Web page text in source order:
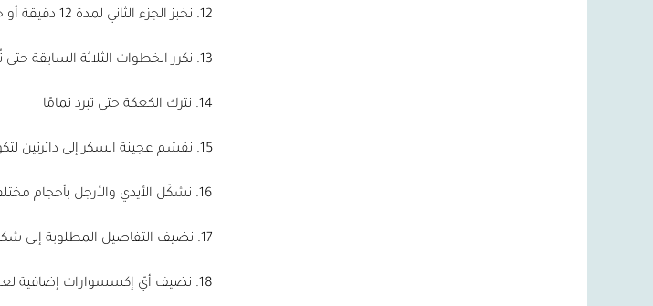
12. نخبز الجزء الثاني لمدة 12 دقيقة أو حتى تخرج السكينة نظيفة عند إدخالها في المنتصف
13. نكرر الخطوات الثلاثة السابقة حتى تُخبز كل الطبقات الخمس
14. نترك الكعكة حتى تبرد تمامًا
15. نقسّم عجينة السكر إلى دائرتين لتكوين رأس الدبدوب وجسمه
16. نشكّل الأيدي والأرجل بأحجام مختلفة لتصميم الدبدوب
17. نضيف التفاصيل المطلوبة إلى شكل الدبدوب ونثبت القطع معًا باستخدام قطع من السباغيتي النيئة
18. نضيف أيّ إكسسوارات إضافية لعجينة السكر، مثل القبعة والوشاح